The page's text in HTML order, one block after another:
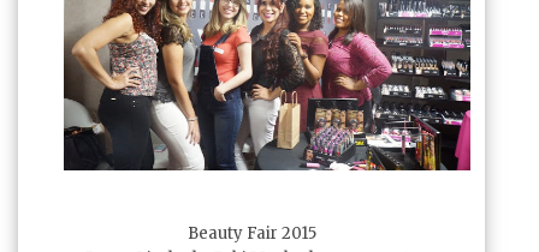
Beauty Fair 2015